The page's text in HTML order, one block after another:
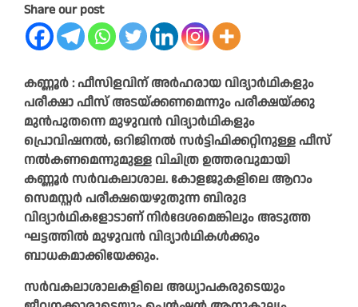
Share our post
കണ്ണൂർ : ഫീസിളവിന് അർഹരായ വിദ്യാർഥികളും
പരീക്ഷാ ഫീസ് അടയ്ക്കണമെന്നും പരീക്ഷയ്ക്കു
മുൻപുതന്നെ മുഴുവൻ വിദ്യാർഥികളും
പ്രൊവിഷനൽ, ഒറിജിനൽ സർട്ടിഫിക്കറ്റിനുള്ള ഫീസ്
നൽകണമെന്നുമുള്ള വിചിത്ര ഉത്തരവുമായി
കണ്ണൂർ സർവകലാശാല. കോളജുകളിലെ ആറാം
സെമസ്റ്റർ പരീക്ഷയെഴുതുന്ന ബിരുദ
വിദ്യാർഥികളോടാണ് നിർദേശമെങ്കിലും അടുത്ത
ഘട്ടത്തിൽ മുഴുവൻ വിദ്യാർഥികൾക്കും
ബാധകമാക്കിയേക്കും.
സർവകലാശാലകളിലെ അധ്യാപകരുടെയും